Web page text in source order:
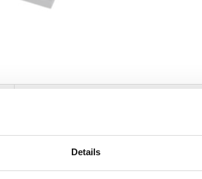
Details
Navn På lager